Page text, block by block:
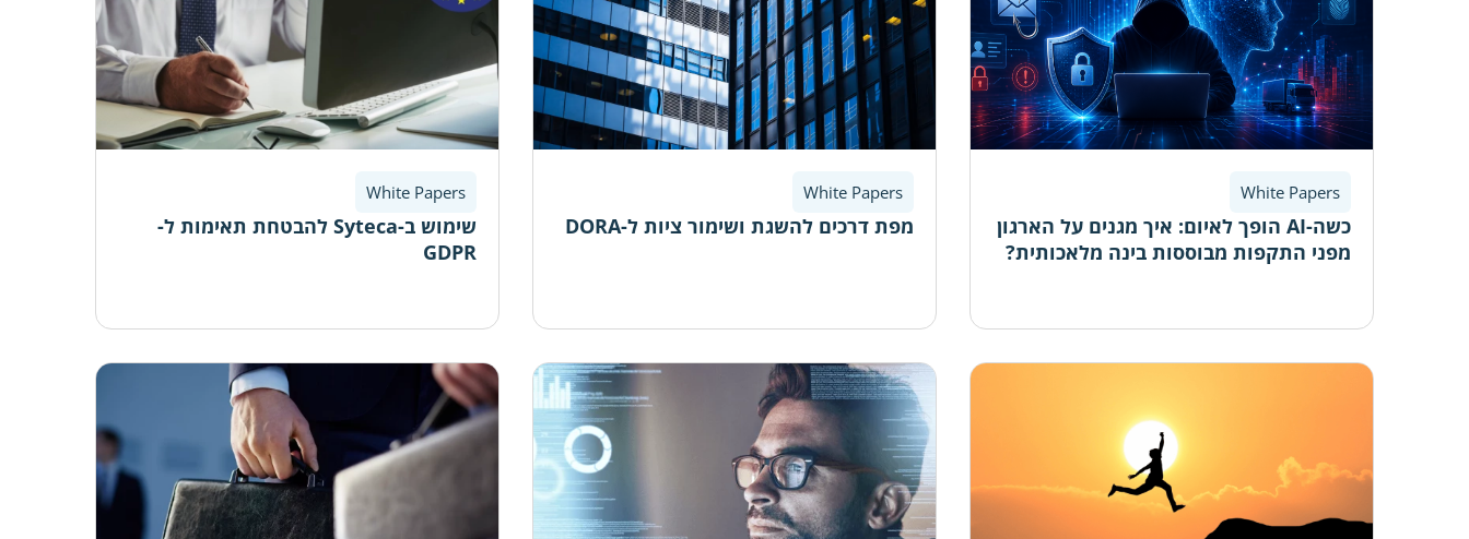
White Papers
כשה-AI הופך לאיום: איך מגנים על הארגון
מפני התקפות מבוססות בינה מלאכותית?
White Papers
מפת דרכים להשגת ושימור ציות ל-DORA
White Papers
שימוש ב-Syteca להבטחת תאימות ל-
GDPR